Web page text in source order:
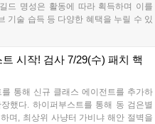
드 명성은 활동에 따라 획득하며 이를
기술 습득 등 다양한 혜택을 누릴 수 있
시 일정 확률로 등장하는 흑봉황을 처
래스 개선 등이 함께 진행되었다....
시작! 검사 7/29(수) 패치 핵
통해 신규 클래스 에이전트를 추가하
했다. 하이퍼부스트를 통해 동 검은별
며, 최상위 사냥터 가비냐 해안 절벽을